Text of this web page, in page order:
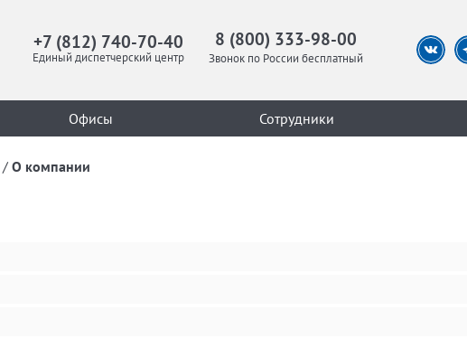
+7 (812) 740-70-40
Единый диспетчерский центр
8 (800) 333-98-00
Звонок по России бесплатный
Офисы Сотрудники
/ О компании